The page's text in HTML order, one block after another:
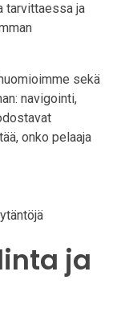
tarvittaessa ja
sekä
navigointi,
onko pelaaja
ja